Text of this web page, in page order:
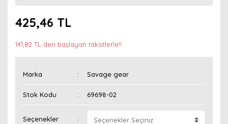
425,46 TL
141,82 TL den başlayan taksitlerle!!
Marka Savage gear
Stok Kodu 69698-02
Seçenekler